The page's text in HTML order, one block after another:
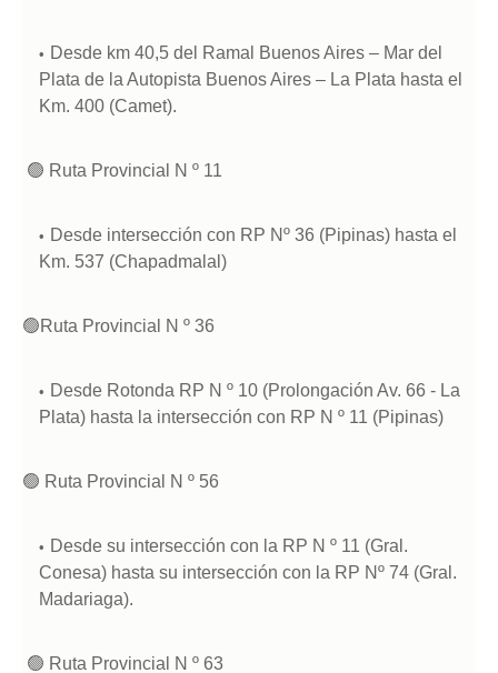
Desde km 40,5 del Ramal Buenos Aires – Mar del
Plata de la Autopista Buenos Aires – La Plata hasta el
Km. 400 (Camet).
🟢 Ruta Provincial N º 11
Desde intersección con RP Nº 36 (Pipinas) hasta el
Km. 537 (Chapadmalal)
🟢Ruta Provincial N º 36
Desde Rotonda RP N º 10 (Prolongación Av. 66 - La
Plata) hasta la intersección con RP N º 11 (Pipinas)
🟢 Ruta Provincial N º 56
Desde su intersección con la RP N º 11 (Gral.
Conesa) hasta su intersección con la RP Nº 74 (Gral.
Madariaga).
🟢 Ruta Provincial N º 63